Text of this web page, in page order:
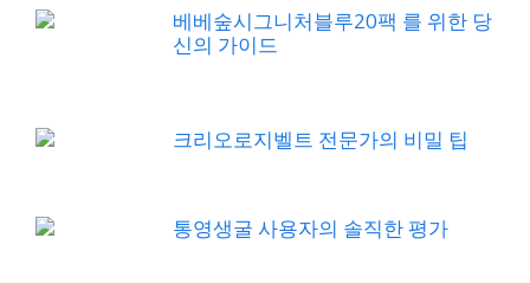
베베숲시그니처블루20팩 를 위한 당
신의 가이드
크리오로지벨트 전문가의 비밀 팁
통영생굴 사용자의 솔직한 평가